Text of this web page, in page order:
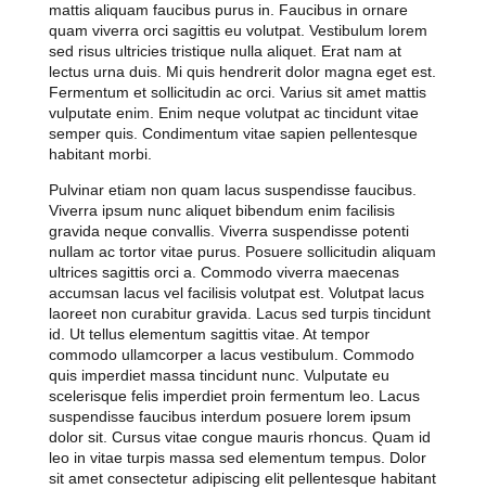
mattis aliquam faucibus purus in. Faucibus in ornare
quam viverra orci sagittis eu volutpat. Vestibulum lorem
sed risus ultricies tristique nulla aliquet. Erat nam at
lectus urna duis. Mi quis hendrerit dolor magna eget est.
Fermentum et sollicitudin ac orci. Varius sit amet mattis
vulputate enim. Enim neque volutpat ac tincidunt vitae
semper quis. Condimentum vitae sapien pellentesque
habitant morbi.
Pulvinar etiam non quam lacus suspendisse faucibus.
Viverra ipsum nunc aliquet bibendum enim facilisis
gravida neque convallis. Viverra suspendisse potenti
nullam ac tortor vitae purus. Posuere sollicitudin aliquam
ultrices sagittis orci a. Commodo viverra maecenas
accumsan lacus vel facilisis volutpat est. Volutpat lacus
laoreet non curabitur gravida. Lacus sed turpis tincidunt
id. Ut tellus elementum sagittis vitae. At tempor
commodo ullamcorper a lacus vestibulum. Commodo
quis imperdiet massa tincidunt nunc. Vulputate eu
scelerisque felis imperdiet proin fermentum leo. Lacus
suspendisse faucibus interdum posuere lorem ipsum
dolor sit. Cursus vitae congue mauris rhoncus. Quam id
leo in vitae turpis massa sed elementum tempus. Dolor
sit amet consectetur adipiscing elit pellentesque habitant